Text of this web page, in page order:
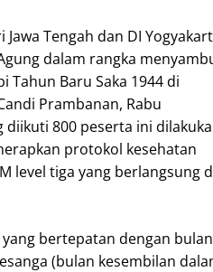
Tengah dan DI
dalam rangka
Tahun Baru Saka 1944 di
Prambanan, Rabu
diikuti 800 peserta ini
protokol kesehatan
level tiga yang berlangsung
bertepatan dengan bulan
(bulan kesembilan